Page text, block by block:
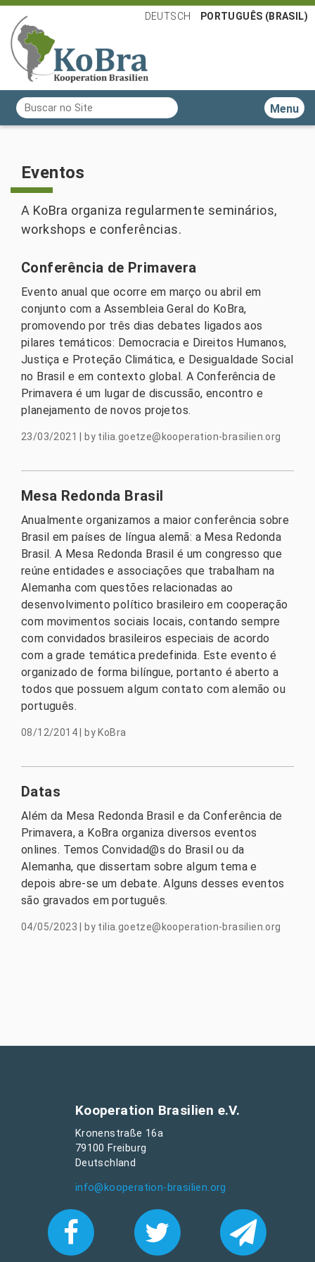
Busca
Busca Avançada…
DEUTSCH PORTUGUÊS (BRASIL)
Toggle
Eventos
A KoBra organiza regularmente seminários,
workshops e conferências.
Conferência de Primavera
Evento anual que ocorre em março ou abril em
conjunto com a Assembleia Geral do KoBra,
promovendo por três dias debates ligados aos
pilares temáticos: Democracia e Direitos Humanos,
Justiça e Proteção Climática, e Desigualdade Social
no Brasil e em contexto global. A Conferência de
Primavera é um lugar de discussão, encontro e
planejamento de novos projetos.
23/03/2021 by tilia.goetze@kooperation-brasilien.org
Mesa Redonda Brasil
Anualmente organizamos a maior conferência sobre
Brasil em países de língua alemã: a Mesa Redonda
Brasil. A Mesa Redonda Brasil é um congresso que
reúne entidades e associações que trabalham na
Alemanha com questões relacionadas ao
desenvolvimento político brasileiro em cooperação
com movimentos sociais locais, contando sempre
com convidados brasileiros especiais de acordo
com a grade temática predefinida. Este evento é
organizado de forma bilíngue, portanto é aberto a
todos que possuem algum contato com alemão ou
português.
08/12/2014 by KoBra
Datas
Além da Mesa Redonda Brasil e da Conferência de
Primavera, a KoBra organiza diversos eventos
onlines. Temos Convidad@s do Brasil ou da
Alemanha, que dissertam sobre algum tema e
depois abre-se um debate. Alguns desses eventos
são gravados em português.
04/05/2023 by tilia.goetze@kooperation-brasilien.org
Kooperation Brasilien e.V.
Kronenstraße 16a
79100 Freiburg
Deutschland
info@kooperation-brasilien.org